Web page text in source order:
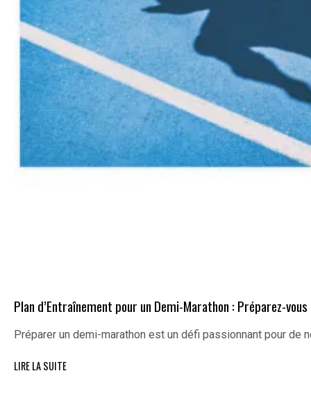
Plan d’Entraînement pour un Demi-Marathon : Préparez-
Préparer un demi-marathon est un défi passionnant pour de
LIRE LA SUITE